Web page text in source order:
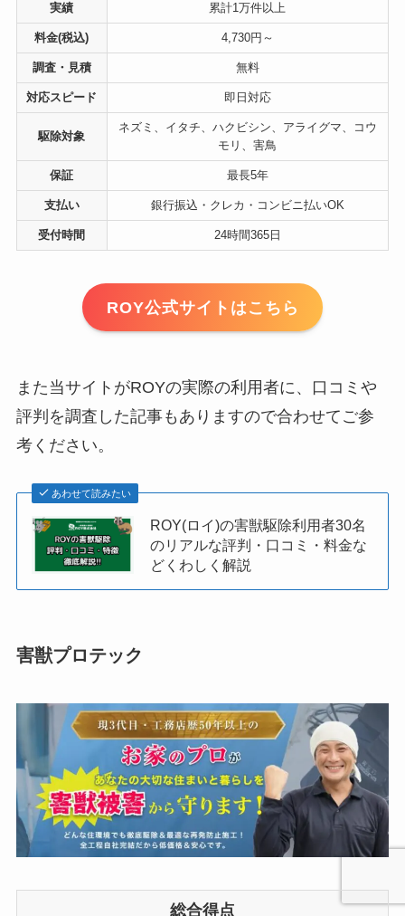
実績 累計1万件以上
料金(税込) 4,730円～
調査・見積 無料
対応スピード 即日対応
駆除対象
ネズミ、イタチ、ハクビシン、アライグマ、コウ
モリ、害鳥
保証 最長5年
支払い 銀行振込・クレカ・コンビニ払いOK
受付時間 24時間365日
ROY公式サイトはこちら
また当サイトがROYの実際の利用者に、口コミや
評判を調査した記事もありますので合わせてご参
考ください。
あわせて読みたい
ROY(ロイ)の害獣駆除利用者30名
のリアルな評判・口コミ・料金な
どくわしく解説
害獣プロテック
総合得点